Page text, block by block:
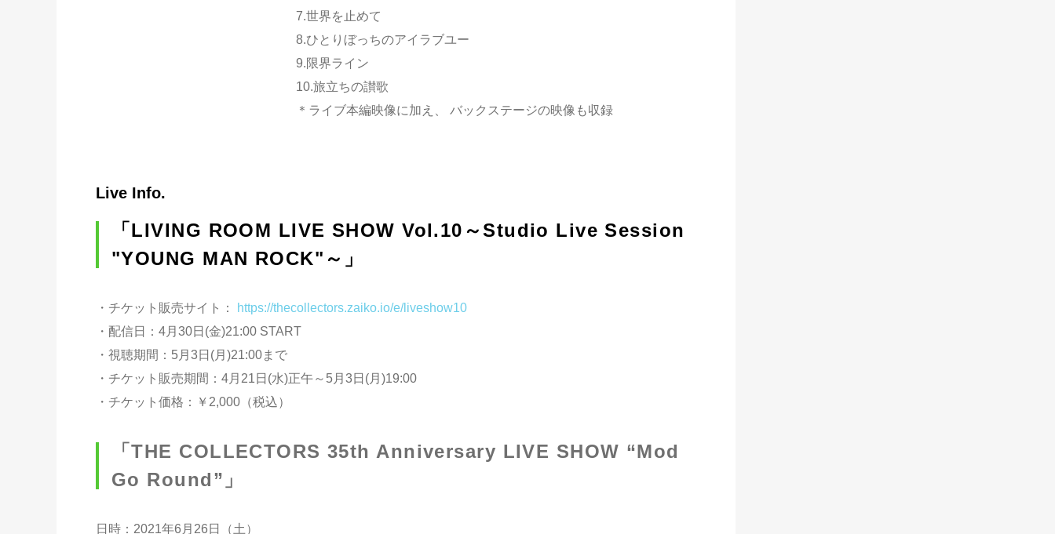
7.世界を止めて
8.ひとりぼっちのアイラブユー
9.限界ライン
10.旅立ちの讃歌
＊ライブ本編映像に加え、 バックステージの映像も収録
Live Info.
「LIVING ROOM LIVE SHOW Vol.10～Studio Live Session
"YOUNG MAN ROCK"～」
・チケット販売サイト：
https://thecollectors.zaiko.io/e/liveshow10
・配信日：4月30日(金)21:00 START
・視聴期間：5月3日(月)21:00まで
・チケット販売期間：4月21日(水)正午～5月3日(月)19:00
・チケット価格：￥2,000（税込）
「THE COLLECTORS 35th Anniversary LIVE SHOW “Mod
Go Round”」
日時：2021年6月26日（土）